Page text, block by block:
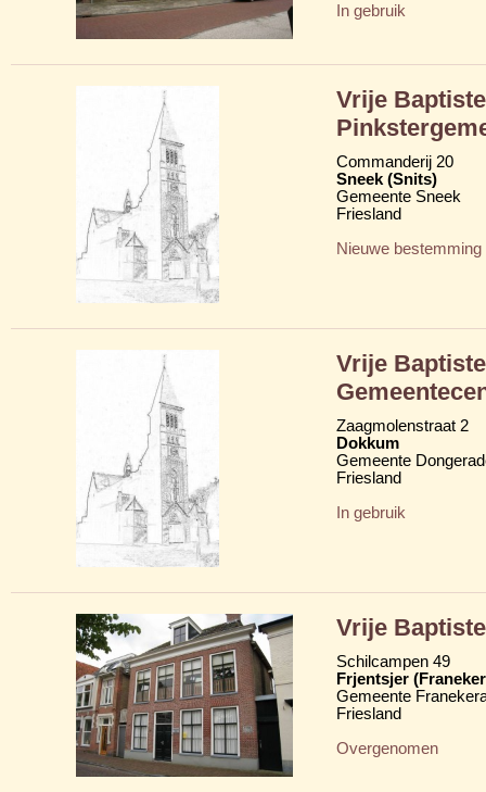
In gebruik
Vrije
Commanderij 20
Sneek (Snits)
Gemeente Sneek
Friesland
Nieuwe bestemming
Vrije
Zaagmolenstraat 2
Dokkum
Gemeente
Friesland
In gebruik
Vrije
Schilcampen 49
Frjentsjer
Gemeente
Friesland
Overgenomen